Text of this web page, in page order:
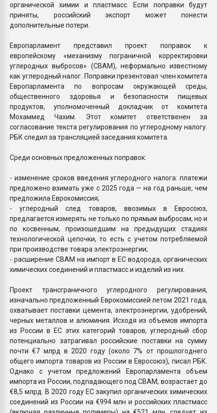
органической химии и пластмасс. Если поправки будут
приняты, российский экспорт может понести
дополнительные потери.
Европарламент представил проект поправок к
европейскому «механизму пограничной корректировки
углеродных выбросов» (CBAM), неформально известному
как углеродный налог. Поправки презентовал член комитета
Европарламента по вопросам окружающей среды,
общественного здоровья и безопасности пищевых
продуктов, уполномоченный докладчик от комитета
Мохаммед Чахим. Этот комитет ответственен за
согласование текста регулирования по углеродному налогу.
РБК следил за трансляцией заседания комитета.
Среди основных предложенных поправок:
- изменение сроков введения углеродного налога: платежи
предложено взимать уже с 2025 года — на год раньше, чем
предложила Еврокомиссия;
- углеродный след товаров, ввозимых в Евросоюз,
предлагается измерять не только по прямым выбросам, но и
по косвенным, произошедшим на предыдущих стадиях
технологической цепочки, то есть с учетом потребляемой
при производстве товара электроэнергии;
- расширение CBAM на импорт в ЕС водорода, органических
химических соединений и пластмасс и изделий из них.
Проект трансграничного углеродного регулирования,
изначально предложенный Еврокомиссией летом 2021 года,
охватывает поставки цемента, электроэнергии, удобрений,
черных металлов и алюминия. Исходя из объемов импорта
из России в ЕС этих категорий товаров, углеродный сбор
потенциально затрагивал российские поставки на сумму
почти €7 млрд в 2020 году (около 7% от прошлогоднего
общего импорта товаров из России в Евросоюз), писал РБК.
Однако с учетом предложений Европарламента объем
импорта из России, подпадающего под CBAM, возрастает до
€8,5 млрд. В 2020 году ЕС закупил органических химических
соединений из России на €994 млн и российских пластмасс